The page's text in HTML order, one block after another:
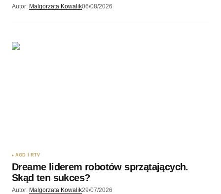
Autor: Malgorzata Kowalik06/08/2026
AGD I RTV
Dreame liderem robotów sprzątających.
Skąd ten sukces?
Autor: Malgorzata Kowalik29/07/2026